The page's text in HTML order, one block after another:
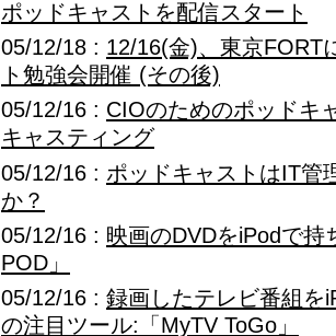
ポッドキャストを配信スタート
05/12/18 : 12/16(金)、東京FORT
ト勉強会開催 (その後)
05/12/16 : CIOのためのポッドキ
キャスティング
05/12/16 : ポッドキャストはIT管
か？
05/12/16 : 映画のDVDをiPodで持
POD」
05/12/16 : 録画したテレビ番組を
の注目ツール:「MyTV ToGo」